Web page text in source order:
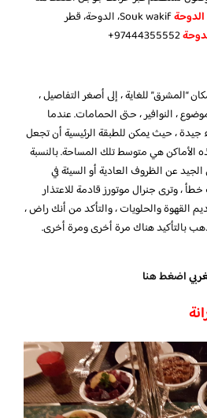
Souk wakif، الدوحة، قطر
97444355552+
، المكان “المشرق” للغاية ، إلى أصغر التفاصيل ،
، النوافير ، حتى الحمامات. عندما
جيدة ، حيث يمكن للطبقة الرئيسية أن تجعل
الأماكن هي متوسط ​​تلك المساحة. بالنسبة
عن الظروف العادية أو السيئة في
، وترى جنرال موتورز قادمة للاعتذار
القهوة والحلويات ، والتأكد من أنك راض ،
سوف نذهب بالتأكيد هناك مرة أخرى ومرة ​​أخرى.
اضغط هنا